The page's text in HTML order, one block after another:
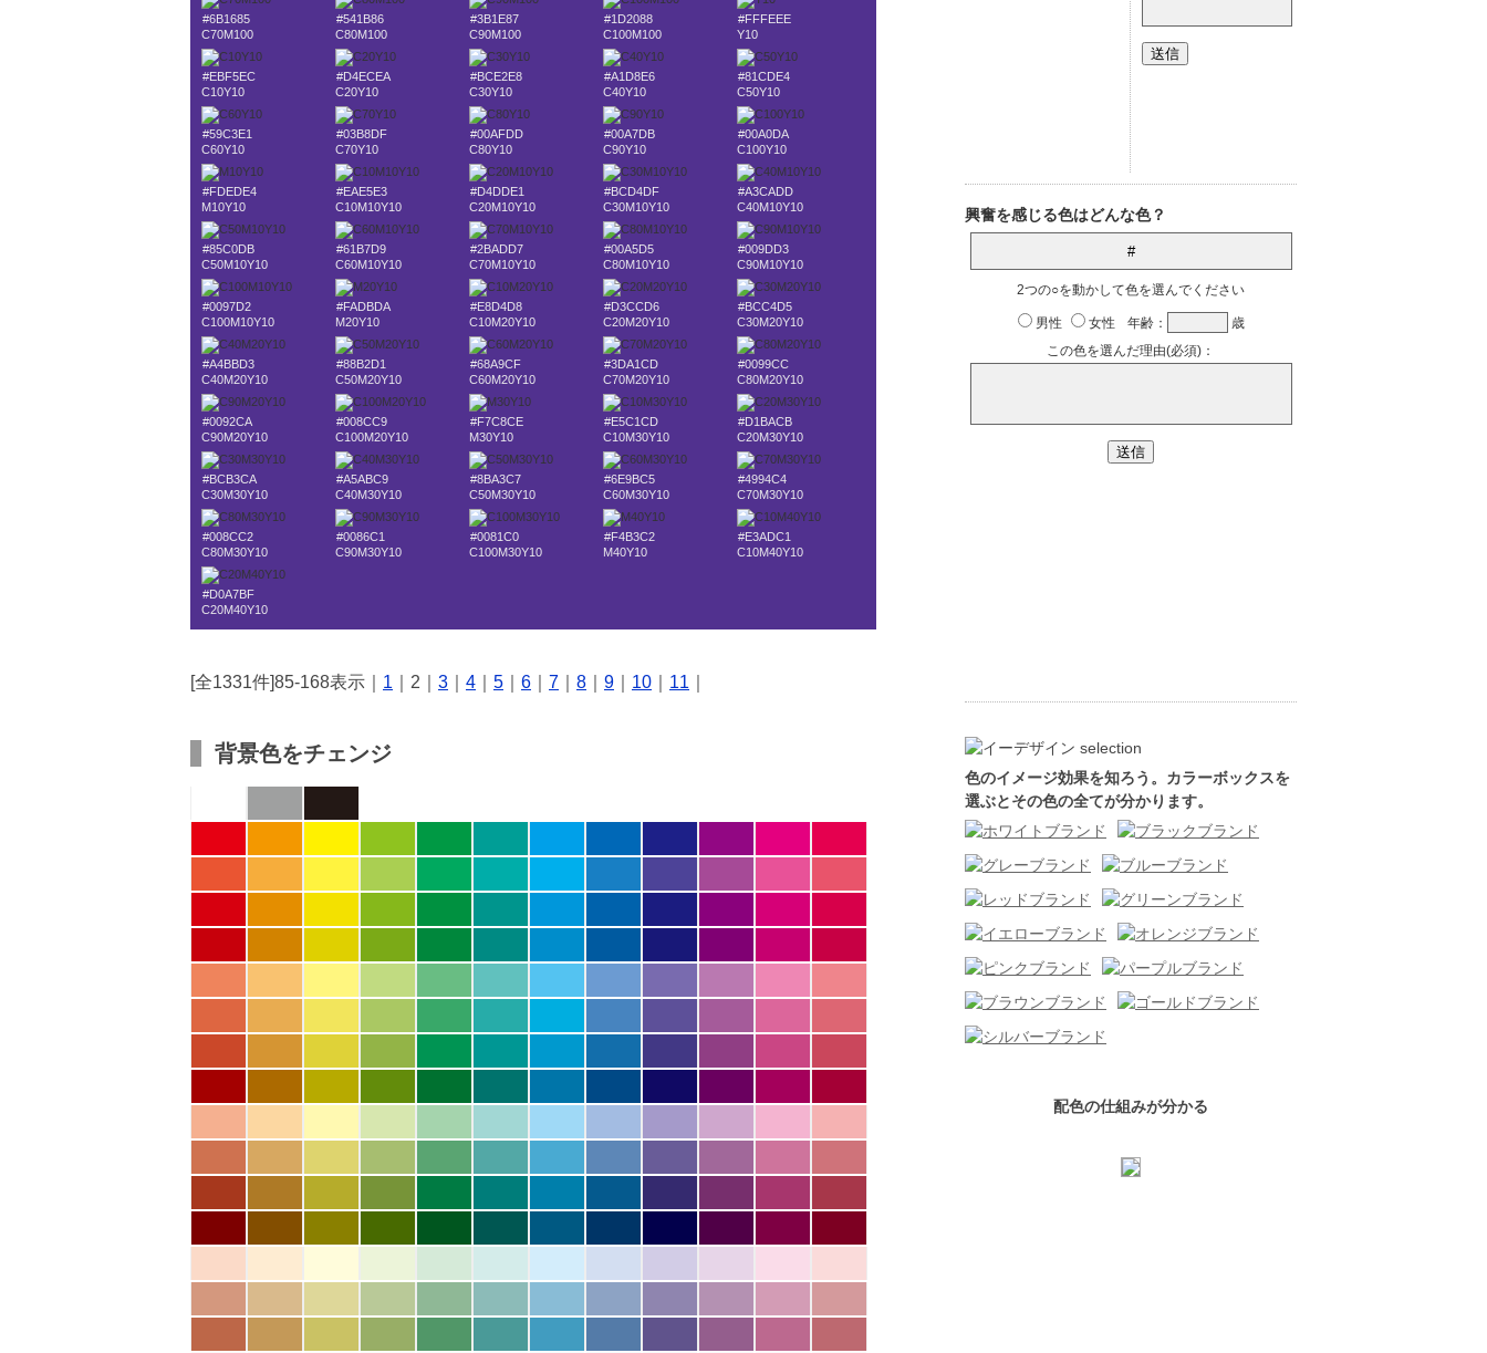
#6B1685
C70M100
#541B86
C80M100
#3B1E87
C90M100
#1D2088
C100M100
#FFFEEE
Y10
#EBF5EC
C10Y10
#D4ECEA
C20Y10
#BCE2E8
C30Y10
#A1D8E6
C40Y10
#81CDE4
C50Y10
#59C3E1
C60Y10
#03B8DF
C70Y10
#00AFDD
C80Y10
#00A7DB
C90Y10
#00A0DA
C100Y10
#FDEDE4
M10Y10
#EAE5E3
C10M10Y10
#D4DDE1
C20M10Y10
#BCD4DF
C30M10Y10
#A3CADD
C40M10Y10
#85C0DB
C50M10Y10
#61B7D9
C60M10Y10
#2BADD7
C70M10Y10
#00A5D5
C80M10Y10
#009DD3
C90M10Y10
#0097D2
C100M10Y10
#FADBDA
M20Y10
#E8D4D8
C10M20Y10
#D3CCD6
C20M20Y10
#BCC4D5
C30M20Y10
#A4BBD3
C40M20Y10
#88B2D1
C50M20Y10
#68A9CF
C60M20Y10
#3DA1CD
C70M20Y10
#0099CC
C80M20Y10
#0092CA
C90M20Y10
#008CC9
C100M20Y10
#F7C8CE
M30Y10
#E5C1CD
C10M30Y10
#D1BACB
C20M30Y10
#BCB3CA
C30M30Y10
#A5ABC9
C40M30Y10
#8BA3C7
C50M30Y10
#6E9BC5
C60M30Y10
#4994C4
C70M30Y10
#008CC2
C80M30Y10
#0086C1
C90M30Y10
#0081C0
C100M30Y10
#F4B3C2
M40Y10
#E3ADC1
C10M40Y10
#D0A7BF
C20M40Y10
[全1331件]85-168表示｜ 1 ｜2｜ 3 4 5 6 7 8 9 10 11
背景色をチェンジ
色のイメージ効果を知ろう。カラーボックスを
選ぶとその色の全てが分かります。
配色の仕組みが分かる